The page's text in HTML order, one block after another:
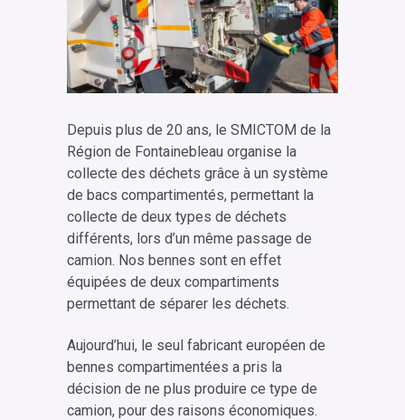
Depuis plus de 20 ans, le SMICTOM de la
Région de Fontainebleau organise la
collecte des déchets grâce à un système
de bacs compartimentés, permettant la
collecte de deux types de déchets
différents, lors d’un même passage de
camion. Nos bennes sont en effet
équipées de deux compartiments
permettant de séparer les déchets.
Aujourd’hui, le seul fabricant européen de
bennes compartimentées a pris la
décision de ne plus produire ce type de
camion, pour des raisons économiques.